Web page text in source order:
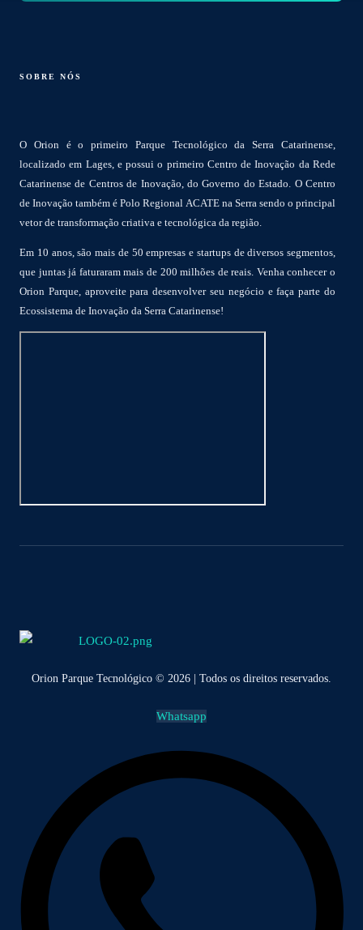
SOBRE NÓS
O Orion é o primeiro Parque Tecnológico da Serra Catarinense,
localizado em Lages, e possui o primeiro Centro de Inovação da Rede
Catarinense de Centros de Inovação, do Governo do Estado. O Centro
de Inovação também é Polo Regional ACATE na Serra sendo o principal
vetor de transformação criativa e tecnológica da região.
Em 10 anos, são mais de 50 empresas e startups de diversos segmentos,
que juntas já faturaram mais de 200 milhões de reais. Venha conhecer o
Orion Parque, aproveite para desenvolver seu negócio e faça parte do
Ecossistema de Inovação da Serra Catarinense!
Orion Parque Tecnológico © 2026 | Todos os direitos reservados.
Whatsapp